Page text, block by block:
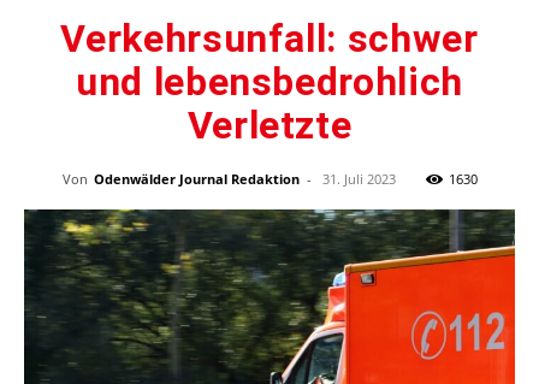
Verkehrsunfall: schwer
und lebensbedrohlich
Verletzte
Von Odenwälder Journal Redaktion - 31. Juli 2023 1630